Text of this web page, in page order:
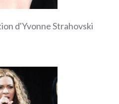
d'Yvonne Strahovski